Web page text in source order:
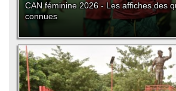
CAN féminine 2026 - Les affiches des
connues